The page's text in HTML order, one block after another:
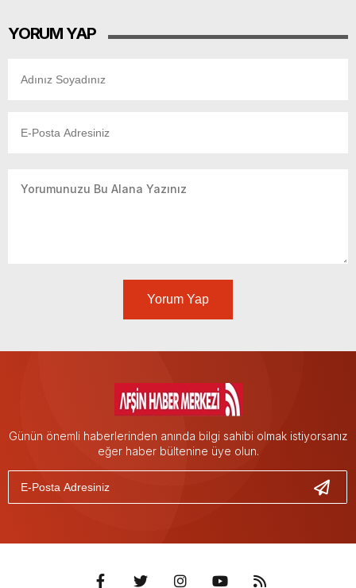
YORUM YAP
Yorum Yap
Günün önemli haberlerinden anında bilgi sahibi olmak istiyorsanız
eğer haber bültenine üye olun.